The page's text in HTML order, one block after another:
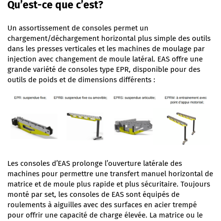
Qu’est-ce que c’est?
Un assortissement de consoles permet un
chargement/déchargement horizontal plus simple des outils
dans les presses verticales et les machines de moulage par
injection avec changement de moule latéral. EAS offre une
grande variété de consoles type EPR, disponible pour des
outils de poids et de dimensions différents :
Les consoles d’EAS prolonge l’ouverture latérale des
machines pour permettre une transfert manuel horizontal de
matrice et de moule plus rapide et plus sécuritaire. Toujours
monté par set, les consoles de EAS sont équipés de
roulements à aiguilles avec des surfaces en acier trempé
pour offrir une capacité de charge élevée. La matrice ou le